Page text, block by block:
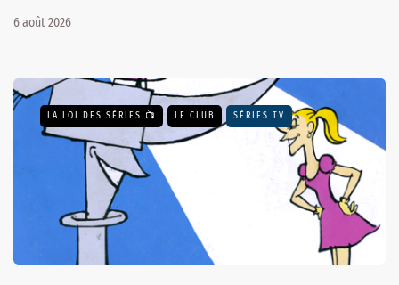
6 août 2026
LA LOI DES SÉRIES 📺 LE CLUB SÉRIES TV